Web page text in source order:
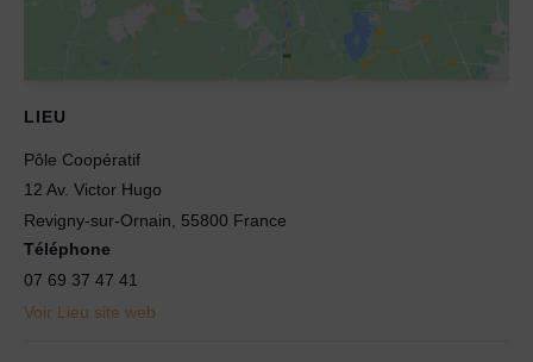
LIEU
Pôle Coopératif
12 Av. Victor Hugo
Revigny-sur-Ornain
55800 France
Téléphone
07 69 37 47 41
Voir Lieu site web